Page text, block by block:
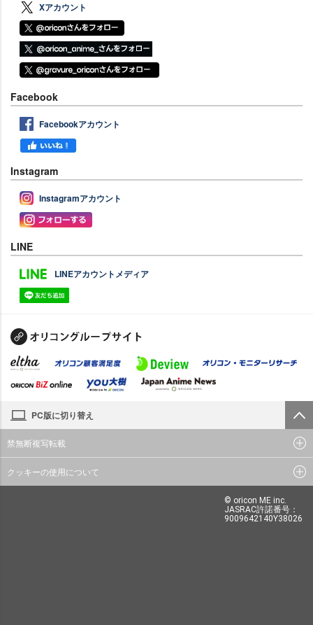
Xアカウント
Facebook
Facebookアカウント
Instagram
Instagramアカウント
LINE
LINEアカウントメディア
PC版に切り替え
禁無断複写転載
クッキーの使用について
© oricon ME inc.
JASRAC許諾番号：
9009642140Y38026